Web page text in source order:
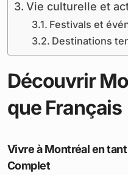
Vie culturelle et
Festivals et
Destinations
Découvrir
que Français
Vivre à Montréal en
Complet